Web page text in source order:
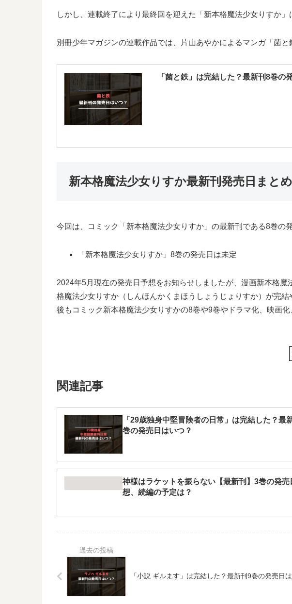
しかし、連載終了により最終回を迎えた「新本格魔法少女りすか
別冊少年マガジンの連載作品では、片山あやかによるマンガ「菌と
「菌と鉄」は完結した？最新刊8巻の
新本格魔法少女りすか最新刊発売日まとめ
今回は、コミック「新本格魔法少女りすか」の最新刊である8巻の
「新本格魔法少女りすか」8巻の発売日は未定
2024年5月現在の発売日予想をお知らせしましたが、漫画新本格
格魔法少女りすか（しんほんかくまほうしょうじょりすか）が完
後もコミック新本格魔法少女りすかの8巻や9巻やドラマ化、映画
関連記事
「29歳独身中堅冒険者の日常」は完結した？最
巻の発売日はいつ？
神様はラケットを振らない【最新刊】3巻の発売
想、続編の予定は？
「小説 ギルます」は完結した？最新刊9巻の発売日